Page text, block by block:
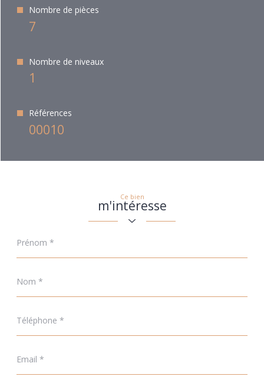
Nombre de pièces
7
Nombre de niveaux
1
Références
00010
Ce bien
m'intéresse
*
*
*
*